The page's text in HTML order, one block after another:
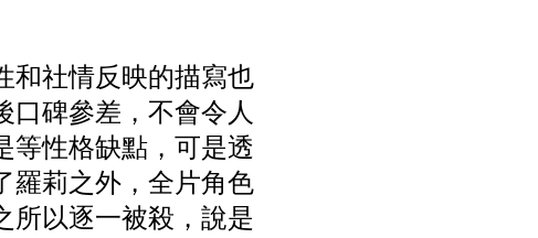
和社情反映的描寫也
口碑參差，不會令人
等性格缺點，可是透
羅莉之外，全片角色
所以逐一被殺，說是